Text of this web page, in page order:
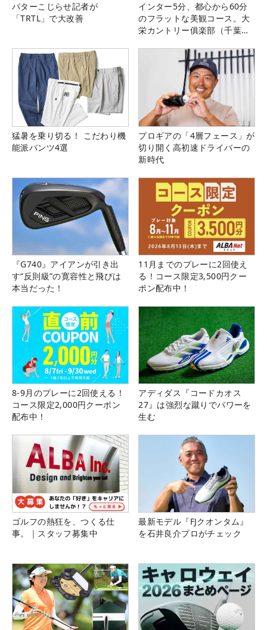
パターこじらせ記者が
「TRTL」で大改善
インター5分、都心から60分
のフラットな美観コース。大
栄カントリー俱楽部（千葉
猛暑を乗り切る！ こだわり機
能派パンツ4選
プロギアの「4層フェース」が
切り開く高初速ドライバーの
新時代
『G740』アイアンが引き出
す“反則級”の寛容性と飛びは
本当だった！
11月までのプレーに2回使え
る！コース限定3,500円クー
ポン配布中！
8-9月のプレーに2回使える！
コース限定2,000円クーポン
配布中！
アディダス『コードカオス
27』は強烈な蹴りでパワーを
生む
ゴルフの熱狂を、つくる仕
事。｜スタッフ募集中
最新モデル『FJクオンタム』
を石井良介プロがチェック